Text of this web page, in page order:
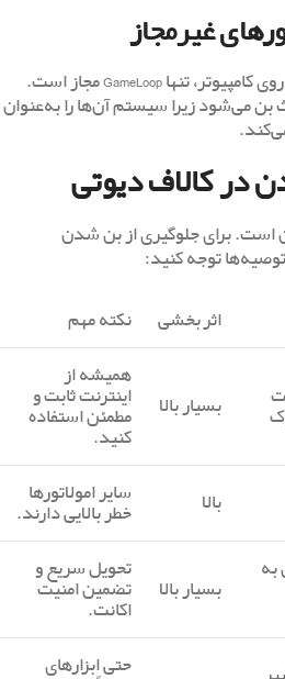
برای اجرای کالاف دیوتی موبایل روی کامپیوتر، تنها GameLoop مجاز است.
بن می‌شود زیرا سیستم آن‌ها را به‌عنوان
در کالاف دیوتی
است. برای جلوگیری از بن شدن
توجه کنید:
اثربخشی نکته مهم
بسیار بالا
همیشه از
اینترنت ثابت و
مطمئن استفاده
کنید.
بالا سایر امولاتورها
خطر بالایی دارند.
به
بسیار بالا
تحویل سریع و
تضمین امنیت
اکانت.
حتی ابزارهای